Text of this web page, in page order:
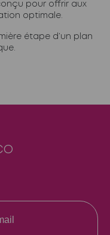
pour offrir aux
optimale.
étape d’un plan